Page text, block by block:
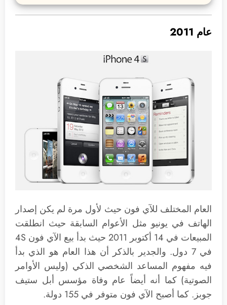
عام 2011
العام المختلف للآي فون حيث لأول مرة لم يكن إصدار
الهاتف في يونيو مثل الأعوام السابقة حيث انطلقت
المبيعات في 14 أكتوبر 2011 حيث بدأ بيع الآي فون 4S
في 7 دول. والجدير بالذكر أن هذا العام هو الذي بدأ
فيه مفهوم المساعد الشخصي الذكي (وليس الأوامر
الصوتية) كما أنه أيضاً عام وفاة مؤسس أبل ستيف
جوبز. كما أصبح الآي فون متوفر في 155 دولة.